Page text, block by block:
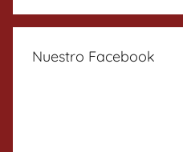
Nuestro Facebook